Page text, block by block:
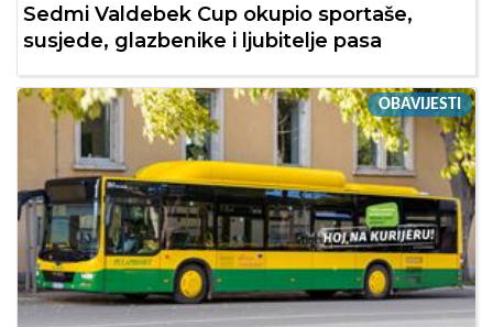
Sedmi Valdebek Cup okupio sportaše,
susjede, glazbenike i ljubitelje pasa
OBAVIJESTI